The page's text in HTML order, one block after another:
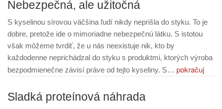
Nebezpečná, ale užitočná
S kyselinou sírovou väčšina ľudí nikdy neprišla do styku. To je
dobre, pretože ide o mimoriadne nebezpečnú látku. S istotou
však môžeme tvrdiť, že u nás neexistuje nik, kto by
každodenne neprichádzal do styku s produktmi, ktorých výroba
bezpodmienečne závisí práve od tejto kyseliny. S… pokračuj
Sladká proteínová náhrada